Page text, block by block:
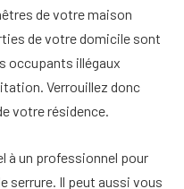
de votre maison
de votre domicile sont
occupants illégaux
Verrouillez donc
votre résidence.
à un professionnel pour
serrure. Il peut aussi vous